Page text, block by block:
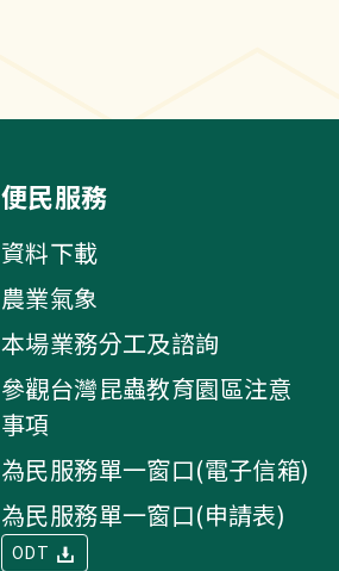
便民服務
資料下載
農業氣象
本場業務分工及諮詢
參觀台灣昆蟲教育園區注意
事項
為民服務單一窗口(電子信箱)
為民服務單一窗口(申請表)
ODT